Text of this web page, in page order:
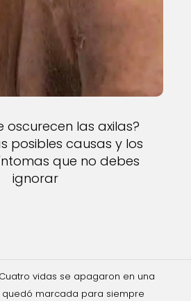
oscurecen las axilas?
posibles causas y los
que no debes
ignorar
Cuatro vidas se apagaron en una
marcada para siempre